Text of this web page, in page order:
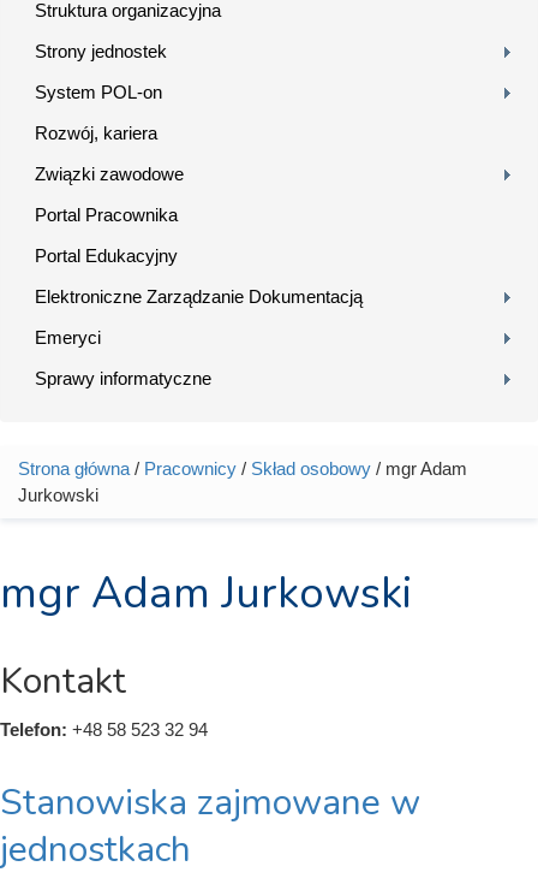
Struktura organizacyjna
Strony jednostek
System POL-on
Rozwój, kariera
Związki zawodowe
Portal Pracownika
Portal Edukacyjny
Elektroniczne Zarządzanie Dokumentacją
Emeryci
Sprawy informatyczne
Jesteś tutaj
Strona główna / Pracownicy / Skład osobowy / mgr Adam
Jurkowski
mgr Adam Jurkowski
Kontakt
Telefon: +48 58 523 32 94
Stanowiska zajmowane w
jednostkach